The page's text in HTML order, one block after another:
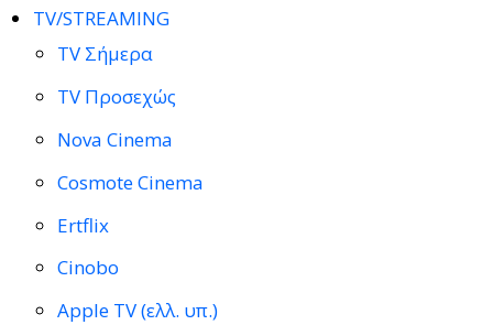
TV/STREAMING
TV Σήμερα
TV Προσεχώς
Nova Cinema
Cosmote Cinema
Ertflix
Cinobo
Apple TV (ελλ. υπ.)